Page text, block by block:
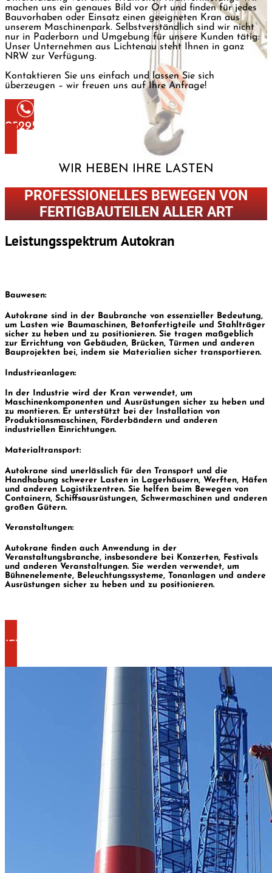
machen uns ein genaues Bild vor Ort und finden für jedes
Bauvorhaben oder Einsatz einen geeigneten Kran aus
unserem Maschinenpark. Selbstverständlich sind wir nicht
nur in Paderborn und Umgebung für unsere Kunden tätig:
Unser Unternehmen aus Lichtenau steht Ihnen in ganz
NRW zur Verfügung.
Kontaktieren Sie uns einfach und lassen Sie sich
überzeugen – wir freuen uns auf Ihre Anfrage!
05295 92 29 002
WIR HEBEN IHRE LASTEN
PROFESSIONELLES BEWEGEN VON
FERTIGBAUTEILEN ALLER ART
Leistungsspektrum Autokran
Bauwesen:
Autokrane sind in der Baubranche von essenzieller Bedeutung,
um Lasten wie Baumaschinen, Betonfertigteile und Stahlträger
sicher zu heben und zu positionieren. Sie tragen maßgeblich
zur Errichtung von Gebäuden, Brücken, Türmen und anderen
Bauprojekten bei, indem sie Materialien sicher transportieren.
Industrieanlagen:
In der Industrie wird der Kran verwendet, um
Maschinenkomponenten und Ausrüstungen sicher zu heben und
zu montieren. Er unterstützt bei der Installation von
Produktionsmaschinen, Förderbändern und anderen
industriellen Einrichtungen.
Materialtransport:
Autokrane sind unerlässlich für den Transport und die
Handhabung schwerer Lasten in Lagerhäusern, Werften, Häfen
und anderen Logistikzentren. Sie helfen beim Bewegen von
Containern, Schiffsausrüstungen, Schwermaschinen und anderen
großen Gütern.
Veranstaltungen:
Autokrane finden auch Anwendung in der
Veranstaltungsbranche, insbesondere bei Konzerten, Festivals
und anderen Veranstaltungen. Sie werden verwendet, um
Bühnenelemente, Beleuchtungssysteme, Tonanlagen und andere
Ausrüstungen sicher zu heben und zu positionieren.
JETZT KONTAKT AUFNEHMEN